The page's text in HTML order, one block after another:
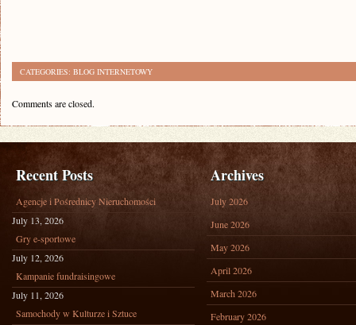
CATEGORIES: BLOG INTERNETOWY
Comments are closed.
Recent Posts
Agencje i Pośrednicy Nieruchomości
July 13, 2026
Gry e-sportowe
July 12, 2026
Kampanie fundraisingowe
July 11, 2026
Samochody w Kulturze i Sztuce
Archives
July 2026
June 2026
May 2026
April 2026
March 2026
February 2026